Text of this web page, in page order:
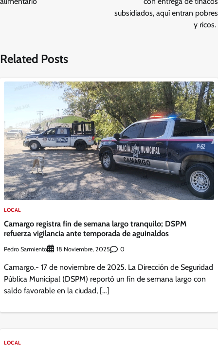
subsidiados, aquí entran pobres
y ricos.
Related Posts
LOCAL
Camargo registra fin de semana largo tranquilo; DSPM
refuerza vigilancia ante temporada de aguinaldos
Pedro Sarmiento 18 Noviembre, 2025 0
Camargo.- 17 de noviembre de 2025. La Dirección de Seguridad
Pública Municipal (DSPM) reportó un fin de semana largo con
saldo favorable en la ciudad, […]
LOCAL